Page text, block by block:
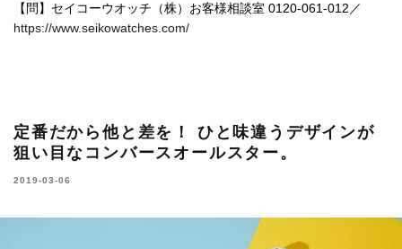
【問】セイコーウオッチ（株）お客様相談室 0120-061-012／
https://www.seikowatches.com/
定番だから他と差を！ ひと味違うデザインが
狙い目なコンバースオールスター。
2019-03-06